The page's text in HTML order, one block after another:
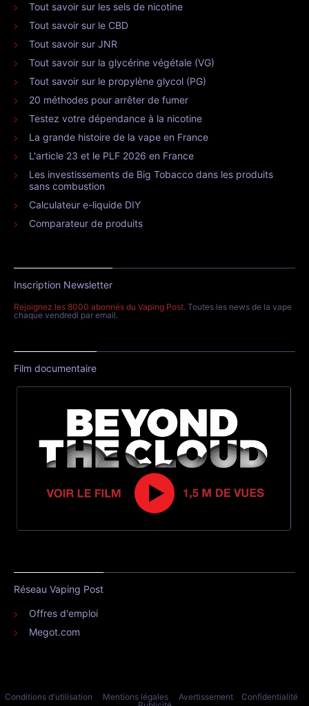
Tout savoir sur les sels de nicotine
Tout savoir sur le CBD
Tout savoir sur JNR
Tout savoir sur la glycérine végétale (VG)
Tout savoir sur le propylène glycol (PG)
20 méthodes pour arrêter de fumer
Testez votre dépendance à la nicotine
La grande histoire de la vape en France
L'article 23 et le PLF 2026 en France
Les investissements de Big Tobacco dans les produits
sans combustion
Calculateur e-liquide DIY
Comparateur de produits
Inscription Newsletter
Rejoignez les 8000 abonnés du Vaping Post. Toutes les news de la vape
chaque vendredi par email.
Film documentaire
Réseau Vaping Post
Offres d'emploi
Megot.com
Conditions d'utilisation Mentions légales Avertissement
Confidentialité